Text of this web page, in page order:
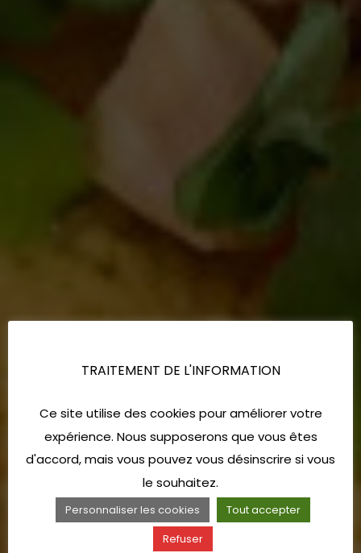
TRAITEMENT DE L'INFORMATION
Ce site utilise des cookies pour améliorer votre
expérience. Nous supposerons que vous êtes
d'accord, mais vous pouvez vous désinscrire si vous
le souhaitez.
Personnaliser les cookies
Tout accepter
Refuser